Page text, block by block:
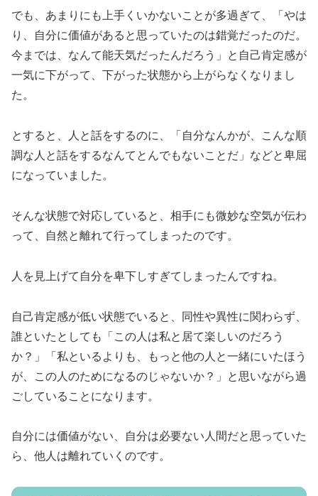
でも、あまりにも上手くいかないことが多過ぎて、「やは
り、自分に価値があると思っていたのは錯覚だったのだ。
今までは、なんて能天気だったんだろう」と自己肯定感が
一気に下がって、下がった状態から上がらなくなりまし
た。
とすると、人と話をするのに、「自分なんかが、こんな順
調な人と話をするなんてとんでもないことだ」などと卑屈
になっていました。
そんな状態で対応していると、相手にも微妙な空気が伝わ
って、自然と離れて行ってしまったのです。
人を見上げて自分を卑下しすぎてしまったんですね。
自己肯定感が低い状態でいると、同性や異性に関わらず、
誰といたとしても「この人は私と居て楽しいのだろう
か？」「私といるよりも、もっと他の人と一緒にいたほう
が、この人のためになるのじゃないか？」と思いながら過
ごしていることになります。
自分には価値がない、自分は必要ない人間だと思っていた
ら、他人は離れていくのです。